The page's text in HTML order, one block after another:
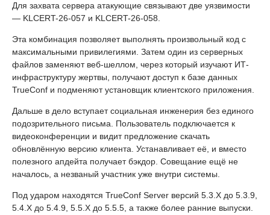
Для захвата сервера атакующие связывают две уязвимости
— KLCERT-26-057 и KLCERT-26-058.
Эта комбинация позволяет выполнять произвольный код с
максимальными привилегиями. Затем один из серверных
файлов заменяют веб-шеллом, через который изучают ИТ-
инфраструктуру жертвы, получают доступ к базе данных
TrueConf и подменяют установщик клиентского приложения.
Дальше в дело вступает социальная инженерия без единого
подозрительного письма. Пользователь подключается к
видеоконференции и видит предложение скачать
обновлённую версию клиента. Устанавливает её, и вместо
полезного апдейта получает бэкдор. Совещание ещё не
началось, а незваный участник уже внутри системы.
Под ударом находятся TrueConf Server версий 5.3.X до 5.3.9,
5.4.X до 5.4.9, 5.5.X до 5.5.5, а также более ранние выпуски.